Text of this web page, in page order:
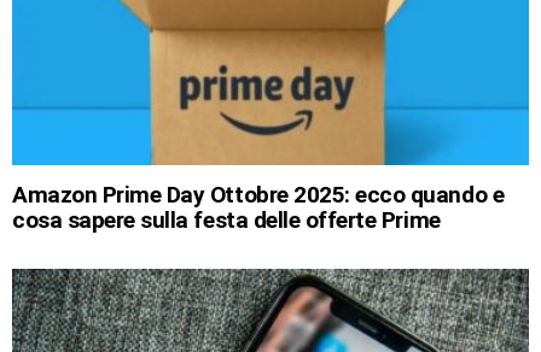
Amazon Prime Day Ottobre 2025: ecco quando e
cosa sapere sulla festa delle offerte Prime